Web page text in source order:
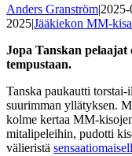
Anders Granström|
2025|Jääkiekon MM-
Jopa Tanskan pelaajat
tempustaan.
Tanska paukautti
suurimman yllätyksen.
kolme kertaa MM-
mitalipeleihin, pudotti
välieristä